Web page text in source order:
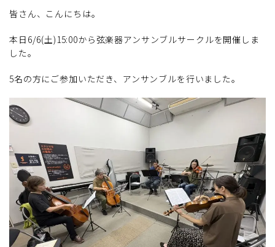
皆さん、こんにちは。
本日6/6(土)15:00から弦楽器アンサンブルサークルを開催しま
した。
5名の方にご参加いただき、アンサンブルを行いました。